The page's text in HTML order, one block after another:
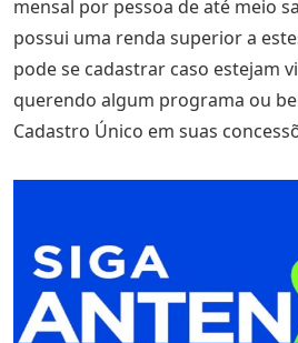
mensal por pessoa de até meio
possui uma renda superior a
pode se cadastrar caso estejam
querendo algum programa ou
Cadastro Único em suas